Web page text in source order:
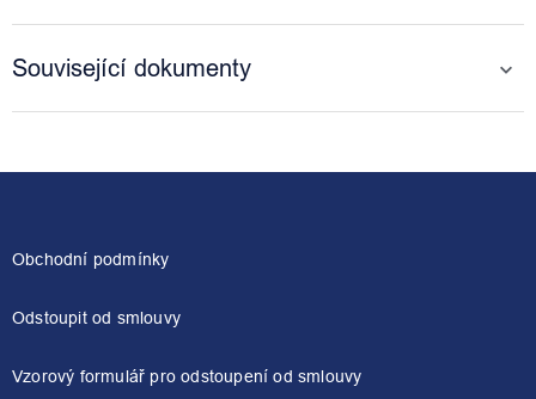
Související dokumenty
Obchodní podmínky
Odstoupit od smlouvy
Vzorový formulář pro odstoupení od smlouvy